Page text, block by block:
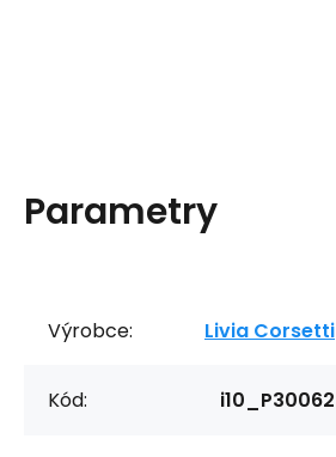
Parametry
Výrobce: Livia Corsetti
Kód: i10_P30062